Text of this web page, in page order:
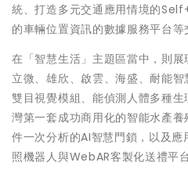
統、打造多元交通應用情境的
的車輛位置資訊的數據服務平台等
在「智慧生活」主題區當中，則
立微、雄欣、啟雲、海盛、耐能
雙目視覺模組、能偵測人體多種
灣第一套成功商用化的智能水產
件一次分析的AI智慧門鎖，以及
照機器人與WebAR客製化送禮平台